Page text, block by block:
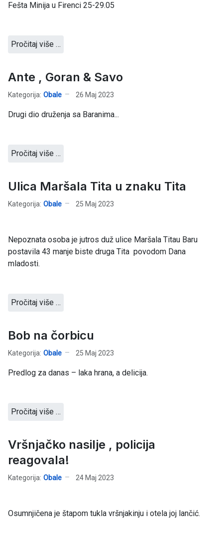
Fešta Minija u Firenci 25-29.05
Pročitaj više …
Ante , Goran & Savo
Kategorija: Obale 26 Maj 2023
Drugi dio druženja sa Baranima...
Pročitaj više …
Ulica Maršala Tita u znaku Tita
Kategorija: Obale 25 Maj 2023
Nepoznata osoba je jutros duž ulice Maršala Titau Baru
postavila 43 manje biste druga Tita povodom Dana
mladosti.
Pročitaj više …
Bob na čorbicu
Kategorija: Obale 25 Maj 2023
Predlog za danas – laka hrana, a delicija.
Pročitaj više …
Vršnjačko nasilje , policija
reagovala!
Kategorija: Obale 24 Maj 2023
Osumnjičena je štapom tukla vršnjakinju i otela joj lančić.